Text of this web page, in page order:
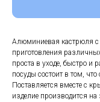
Алюминиевая кастрюля с
приготовления
проста в уходе, быстро и
посуды состоит в том,
Поставляется вместе с
изделие производится